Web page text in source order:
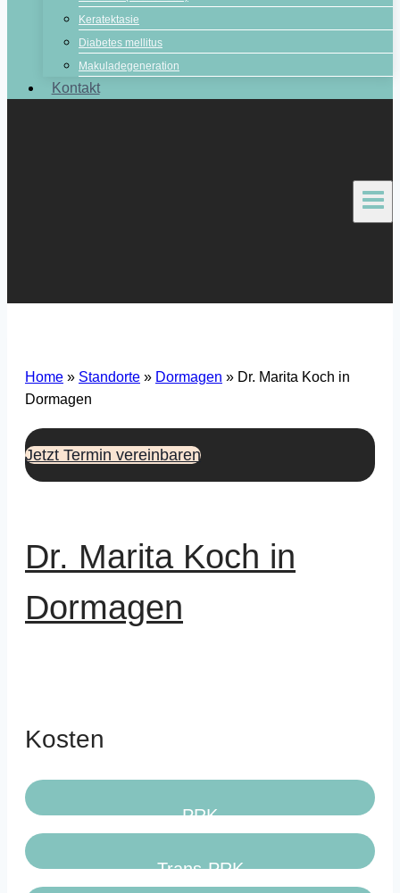
Keratektasie
Diabetes mellitus
Makuladegeneration
Kontakt
Home » Standorte » Dormagen » Dr. Marita Koch in
Dormagen
Jetzt Termin vereinbaren
Dr. Marita Koch in
Dormagen
Kosten
PRK
Trans-PRK